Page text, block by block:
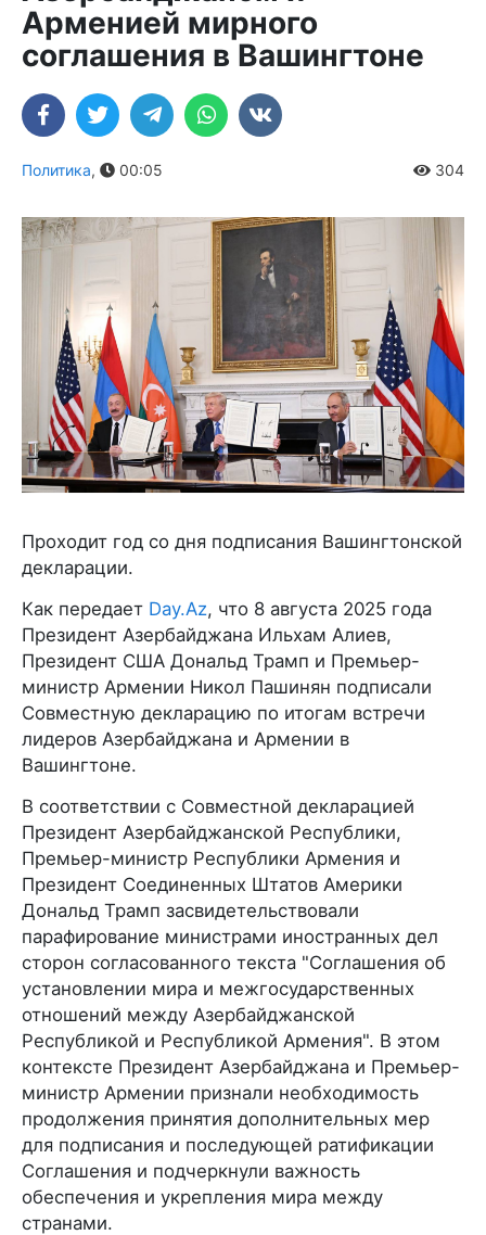
Арменией мирного
соглашения в Вашингтоне
Политика, 00:05 304
Проходит год со дня подписания Вашингтонской
декларации.
Как передает Day.Az, что 8 августа 2025 года
Президент Азербайджана Ильхам Алиев,
Президент США Дональд Трамп и Премьер-
министр Армении Никол Пашинян подписали
Совместную декларацию по итогам встречи
лидеров Азербайджана и Армении в
Вашингтоне.
В соответствии с Совместной декларацией
Президент Азербайджанской Республики,
Премьер-министр Республики Армения и
Президент Соединенных Штатов Америки
Дональд Трамп засвидетельствовали
парафирование министрами иностранных дел
сторон согласованного текста "Соглашения об
установлении мира и межгосударственных
отношений между Азербайджанской
Республикой и Республикой Армения". В этом
контексте Президент Азербайджана и Премьер-
министр Армении признали необходимость
продолжения принятия дополнительных мер
для подписания и последующей ратификации
Соглашения и подчеркнули важность
обеспечения и укрепления мира между
странами.